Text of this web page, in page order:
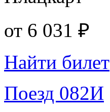
от 6 031 ₽
Найти билет
Поезд 082И